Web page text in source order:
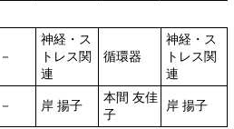
－
神経・ス
トレス関
連
循環器
神経・ス
トレス関
連
－ 岸 揚子
本間 友佳
子
岸 揚子